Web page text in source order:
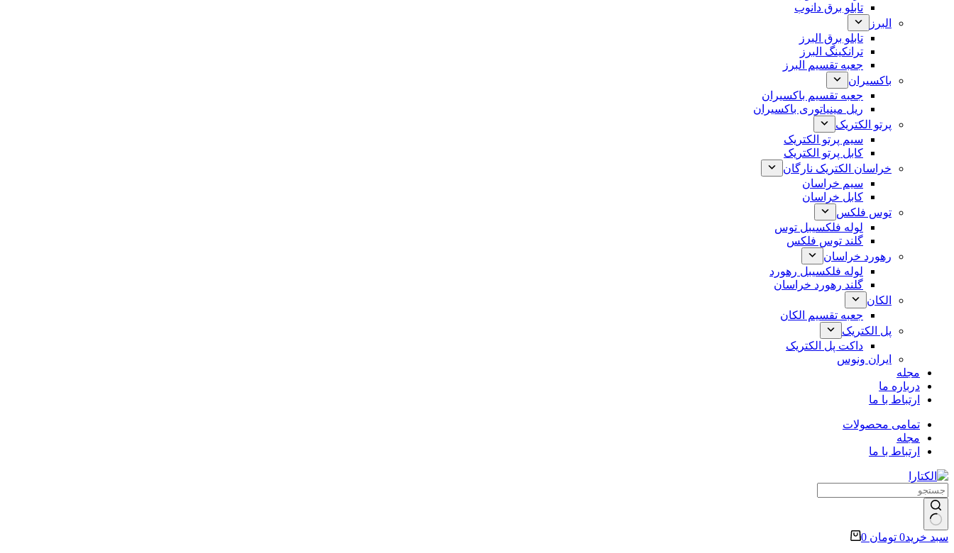
تابلو برق دانوب
البرز
تابلو برق البرز
ترانکینگ البرز
جعبه تقسیم البرز
باکسیران
جعبه تقسیم باکسیران
ریل مینیاتوری باکسیران
پرتو الکتریک
سیم پرتو الکتریک
کابل پرتو الکتریک
خراسان الکتریک نارگان
سیم خراسان
کابل خراسان
توس فلکس
لوله فلکسیبل توس
گلند توس فلکس
رهورد خراسان
لوله فلکسیبل رهورد
گلند رهورد خراسان
الکان
جعبه تقسیم الکان
پل الکتریک
داکت پل الکتریک
ایران ونوس
مجله
درباره ما
ارتباط با ما
تمامی محصولات
مجله
ارتباط با ما
سبد خرید0 تومان 0